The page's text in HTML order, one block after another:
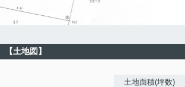
【土地図】
土地面積(坪数)